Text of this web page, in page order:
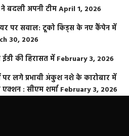
बदली अपनी टीमApril 1, 2026
पर सवाल: टूको किड्स के नए कैंपेन में
30, 2026
की हिरासत में February 3, 2026
पर लगे प्रभावी अंकुश नशे के कारोबार में
एक्शन : सीएम शर्मा February 3, 2026